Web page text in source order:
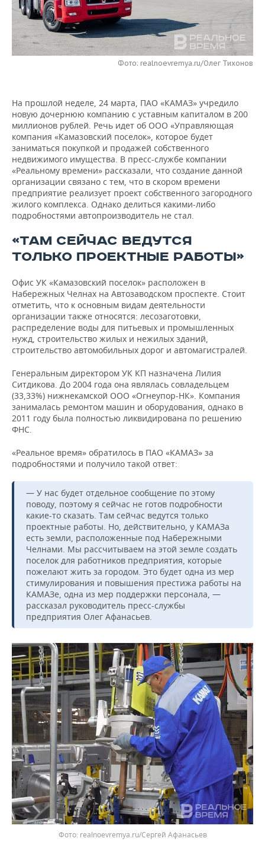
НЕФТЕХИМИЯ
НЕФТЬ
ОПК
РОЗНИЧНАЯ ТОРГОВЛЯ
ТРАНСПОРТ
НОВОСТИ ТЕХНОЛОГИЙ
IT
ТЕЛЕКОММУНИКАЦИИ
МЕРОПРИЯТИЯ
НОВОСТИ МЕРОПРИЯТИЙ
БИЗНЕС-БРАНЧИ
ONLINE-КОНФЕРЕНЦИИ
ОТКРЫТАЯ ЛЕКЦИЯ
СПОРТ
ФУТБОЛ
ХОККЕЙ
БАСКЕТБОЛ
ВОЛЕЙБОЛ
КИБЕРСПОРТ
ФИГУРНОЕ КАТАНИЕ
ХОККЕЙ С МЯЧОМ
НОВОСТИ ОБЩЕСТВА
ВЛАСТЬ
ИНФРАСТРУКТУРА
ИСТОРИЯ
КУЛЬТУРА
МЕДИЦИНА
ПРОИСШЕСТВИЯ
ФОТОГАЛЕРЕЯ
СЮЖЕТЫ
СПРАВОЧНИК
СПИСОК ПЕРСОН
СПИСОК КОМПАНИЙ
ПОЛНАЯ ВЕРСИЯ
Фото: realnoevremya.ru/Олег Тихонов
На прошлой неделе, 24 марта, ПАО «КАМАЗ» учредило
новую дочернюю компанию с уставным капиталом в 200
миллионов рублей. Речь идет об ООО «Управляющая
компания «Камазовский поселок», которое будет
заниматься покупкой и продажей собственного
недвижимого имущества. В пресс-службе компании
«Реальному времени» рассказали, что создание данной
организации связано с тем, что в скором времени
предприятие реализует проект собственного загородного
жилого комплекса. Однако делиться какими-либо
подробностями автопроизводитель не стал.
«ТАМ СЕЙЧАС ВЕДУТСЯ
ТОЛЬКО ПРОЕКТНЫЕ РАБОТЫ»
Офис УК «Камазовский поселок» расположен в
Набережных Челнах на Автозаводском проспекте. Стоит
отметить, что к основным видам деятельности
организации также относятся: лесозаготовки,
распределение воды для питьевых и промышленных
нужд, строительство жилых и нежилых зданий,
строительство автомобильных дорог и автомагистралей.
Генеральным директором УК КП назначена Лилия
Ситдикова. До 2004 года она являлась совладельцем
(33,33%) нижнекамской ООО «Огнеупор-НК». Компания
занималась ремонтом машин и оборудования, однако в
2011 году была полностью ликвидирована по решению
ФНС.
«Реальное время» обратилось в ПАО «КАМАЗ» за
подробностями и получило такой ответ:
— У нас будет отдельное сообщение по этому
поводу, поэтому я сейчас не готов подробности
какие-то сказать. Там сейчас ведутся только
проектные работы. Но, действительно, у КАМАЗа
есть земли, расположенные под Набережными
Челнами. Мы рассчитываем на этой земле создать
поселок для работников предприятия, которые
пожелают жить за городом. Это будет одна из мер
стимулирования и повышения престижа работы на
КАМАЗе, одна из мер поддержки персонала, —
рассказал руководитель пресс-службы
предприятия Олег Афанасьев.
Фото: realnoevremya.ru/Сергей Афанасьев